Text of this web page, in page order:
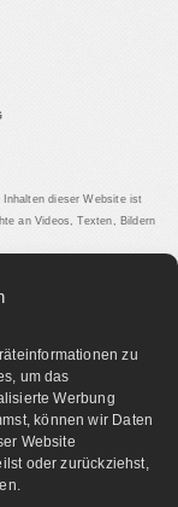
zu
um das
Werbung
können wir Daten
Website
oder zurückziehst,
Inhalten dieser Website ist
an Videos, Texten, Bildern